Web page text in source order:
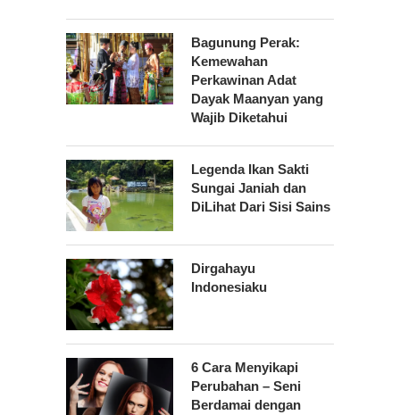
Bagunung Perak:
Kemewahan
Perkawinan Adat
Dayak Maanyan yang
Wajib Diketahui
Legenda Ikan Sakti
Sungai Janiah dan
DiLihat Dari Sisi Sains
Dirgahayu
Indonesiaku
6 Cara Menyikapi
Perubahan – Seni
Berdamai dengan